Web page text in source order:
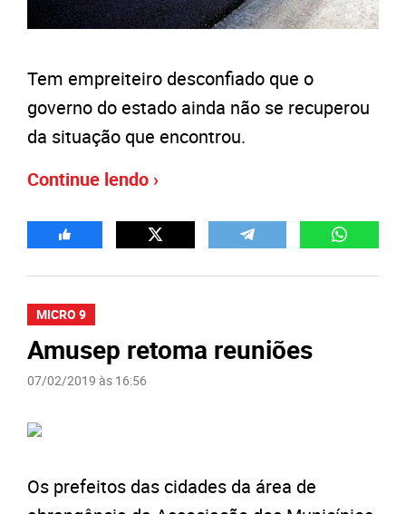
Tem empreiteiro desconfiado que o
governo do estado ainda não se recuperou
da situação que encontrou.
Continue lendo ›
MICRO 9
Amusep retoma reuniões
07/02/2019 às 16:56
Os prefeitos das cidades da área de